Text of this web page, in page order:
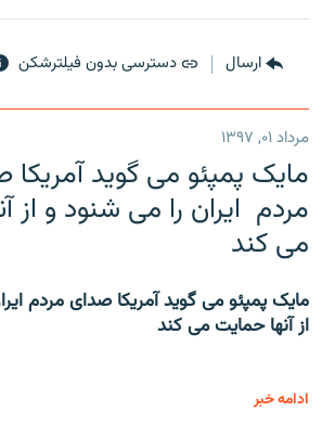
ارسال دسترسی بدون فیلترشکن
مرداد ۰۱, ۱۳۹۷
مایک پمپئو می گوید
مردم ایران را می شنود و از
می کند
مایک پمپئو می گوید آمریکا صدای مردم
از آنها حمایت می کند
ادامه خبر